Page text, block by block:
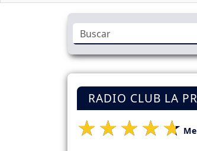
RADIO CLUB LA